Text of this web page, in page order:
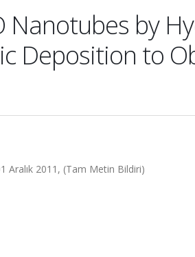
Nanotubes by
Deposition to
Aralık 2011, (Tam Metin Bildiri)